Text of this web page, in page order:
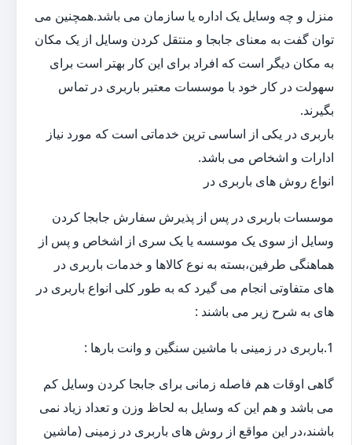
منزل و چه وسایل یک اداره یا سازمان می باشد.همچنین می
توان گفت به معنای جابجا و منتقل کردن وسایل از یک مکان
به مکان دیگر است که افراد برای این کار بهتر است برای
سهولت در کار خود با موسسات معتبر باربری در تماس
بگیرند.
باربری در یکی از اساسی ترین خدماتی است که مورد نیاز
ادارات و اشخاص می باشد.
انواع روش های باربری در
موسسات باربری در پس از پذیرش سفارش جابجا کردن
وسایل از سوی یک موسسه یا یک سری از اشخاص و پس از
هماهنگی طرفین،بسته به نوع کالاها و خدمات باربری در
های متفاوتی انجام می گیرد که به طور کلی انواع باربری در
های به شرح زیر می باشند :
1.باربری در زمینی با ماشین سنگین و وانت بارها :
گاهی اوقات هم فاصله زمانی برای جابجا کردن وسایل کم
می باشد و هم این که وسایل به لحاظ وزن و تعداد زیاد نمی
باشند،در این مواقع از روش های باربری در زمینی (ماشین